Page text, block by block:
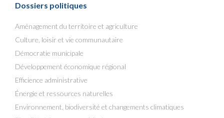
Dossiers politiques
Aménagement du territoire et agriculture
Culture, loisir et vie communautaire
Démocratie municipale
Développement économique régional
Efficience administrative
Énergie et ressources naturelles
Environnement, biodiversité et changements climatiques